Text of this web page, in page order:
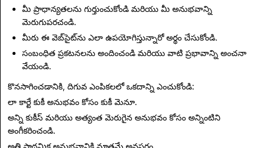
Up Next:
Snap Political and Advocacy
Advertising Policies
Read Next
మీ ప్రాధాన్యతలను గుర్తుంచుకోండి మరియు మీ అనుభవాన్ని
మెరుగుపరచండి.
మీరు ఈ వెబ్‌సైట్‌ను ఎలా ఉపయోగిస్తున్నారో అర్థం చేసుకోండి.
సంబంధిత ప్రకటనలను అందించండి మరియు వాటి ప్రభావాన్ని అంచనా
వేయండి.
కొనసాగించడానికి, దిగువ ఎంపికలలో ఒకదాన్ని ఎంచుకోండి:
లా కార్టే కుకీ అనుభవం కోసం కుకీ మెనూ.
అన్ని కుకీస్ మరియు అత్యంత మెరుగైన అనుభవం కోసం అన్నింటిని
అంగీకరించండి.
అతి ప్రాథమిక అనుభవానికి మాత్రమే అవసరం.